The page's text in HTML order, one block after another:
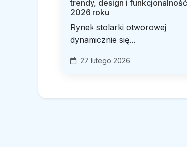
trendy, design i
2026 roku
Rynek stolarki otworowej
dynamicznie się...
27 lutego 2026